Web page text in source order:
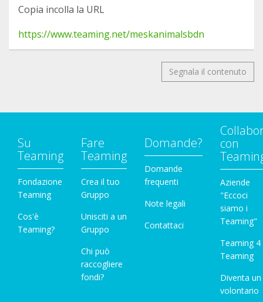
Copia incolla la URL
https://www.teaming.net/meskanimalsbdn
Segnala il contenuto
Su
Teaming
Fondazione
Teaming
Cos'è
Teaming?
Fare
Teaming
Crea il tuo
Gruppo
Unisciti a un
Gruppo
Chi può
raccogliere
fondi?
Domande?
Domande
frequenti
Note legali
Contattaci
con
Aziende
"Eccoci
siamo i
Teaming"
Teaming 4
Teaming
Diventa un
volontario